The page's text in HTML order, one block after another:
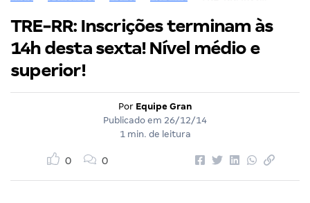
TRE-RR: Inscrições terminam às
14h desta sexta! Nível médio e
superior!
Por Equipe Gran
Publicado em 26/12/14
1 min. de leitura
0 0